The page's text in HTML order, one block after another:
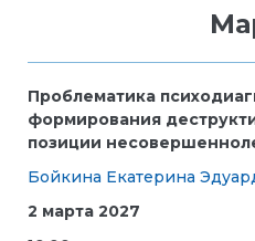
Проблематика
формирования
позиции
Бойкина Екатерина
2 марта 2027